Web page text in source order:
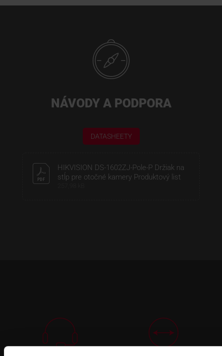
NÁVODY A PODPORA
DATASHEETY
HIKVISION DS-1602ZJ-Pole-P Držiak na
stĺp pre otočné kamery Produktový list